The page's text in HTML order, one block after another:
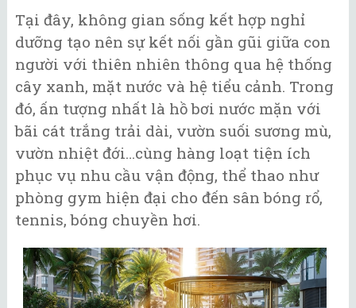
Tại đây, không gian sống kết hợp nghỉ
dưỡng tạo nên sự kết nối gần gũi giữa con
người với thiên nhiên thông qua hệ thống
cây xanh, mặt nước và hệ tiểu cảnh. Trong
đó, ấn tượng nhất là hồ bơi nước mặn với
bãi cát trắng trải dài, vườn suối sương mù,
vườn nhiệt đới…cùng hàng loạt tiện ích
phục vụ nhu cầu vận động, thể thao như
phòng gym hiện đại cho đến sân bóng rổ,
tennis, bóng chuyền hơi.